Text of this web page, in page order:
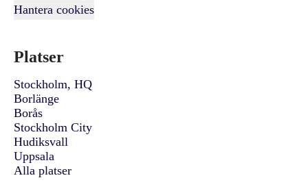
Hantera cookies
Platser
Stockholm, HQ
Borlänge
Borås
Stockholm City
Hudiksvall
Uppsala
Alla platser